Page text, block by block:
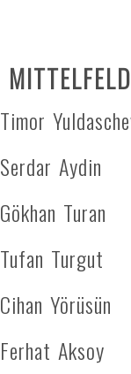
MITTELFELD
Timor
Serdar Aydin
Gökhan Turan
Tufan Turgut
Cihan Yörüsün
Ferhat Aksoy